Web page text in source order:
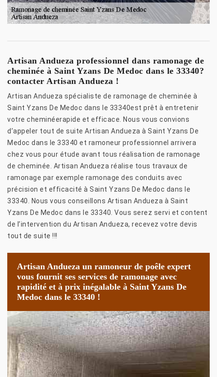
Artisan Andueza professionnel dans ramonage de
cheminée à Saint Yzans De Medoc dans le 33340?
contacter Artisan Andueza !
Artisan Andueza spécialiste de ramonage de cheminée à
Saint Yzans De Medoc dans le 33340est prêt à entretenir
votre cheminéerapide et efficace. Nous vous convions
d’appeler tout de suite Artisan Andueza à Saint Yzans De
Medoc dans le 33340 et ramoneur professionnel arrivera
chez vous pour étude avant tous réalisation de ramonage
de cheminée. Artisan Andueza réalise tous travaux de
ramonage par exemple ramonage des conduits avec
précision et efficacité à Saint Yzans De Medoc dans le
33340. Nous vous conseillons Artisan Andueza à Saint
Yzans De Medoc dans le 33340. Vous serez servi et content
de l’intervention du Artisan Andueza, recevez votre devis
tout de suite !!!
Artisan Andueza un ramoneur de poêle expert
vous fournit ses services de ramonage avec
rapidité et à prix inégalable à Saint Yzans De
Medoc dans le 33340 !